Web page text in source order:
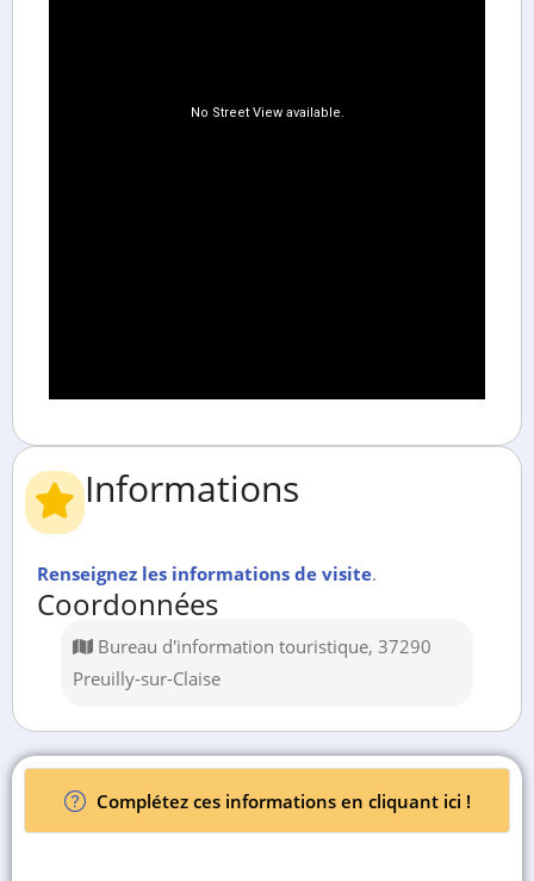
Informations
Renseignez les informations de visite.
Coordonnées
Bureau d'information touristique, 37290
Preuilly-sur-Claise
Complétez ces informations en cliquant ici !